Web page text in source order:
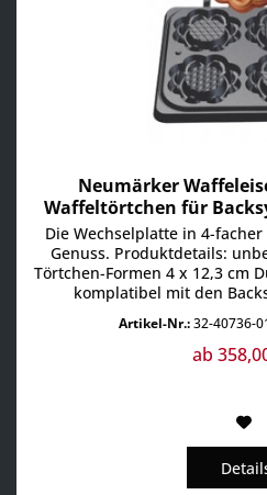
Neumärker
Waffeltörtchen für
Die Wechselplatte in 4-
Genuss. Produktdetails:
Törtchen-Formen 4 x 12,3 cm
komplatibel mit den
Grauguss für
Artikel-Nr.:32-40736-
ab